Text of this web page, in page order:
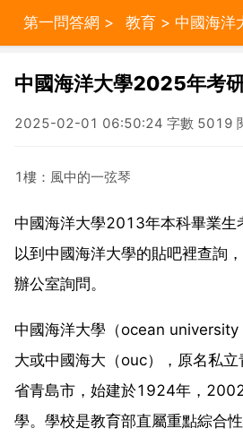
第一問答網 > 教育 > 中國海洋
中國海洋大學2025年考
2025-02-01 06:50:24 字數 5019
1樓：風中的一弦琴
中國海洋大學2013年本科畢業生
以到中國海洋大學的貼吧裡查詢
辦公室詢問。
中國海洋大學（ocean
大或中國海大（ouc），原名私
省青島市，始建於1924年，
學。學校是教育部直屬重點綜合